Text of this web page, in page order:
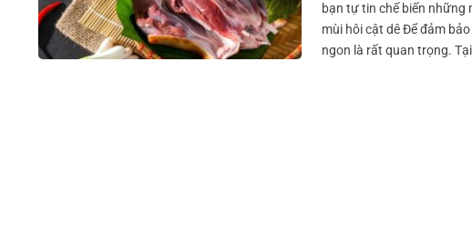
bạn tự tin chế biến những
mùi hôi cật dê Để đảm
ngon là rất quan trọng.